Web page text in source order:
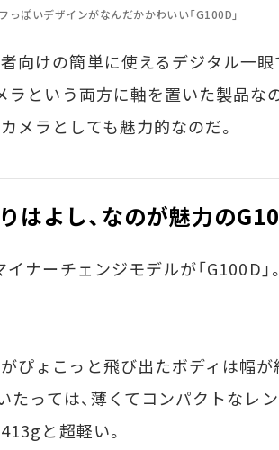
っぽいデザインがなんだかかわいい「G100D」
向けの簡単に使えるデジタル一
ラという両方に軸を置いた製品な
メラとしても魅力的なのだ。
はよし、なのが魅力の
ナーチェンジモデルが「G100D」
ぴょこっと飛び出たボディは幅
たっては、薄くてコンパクトなレ
と超軽い。